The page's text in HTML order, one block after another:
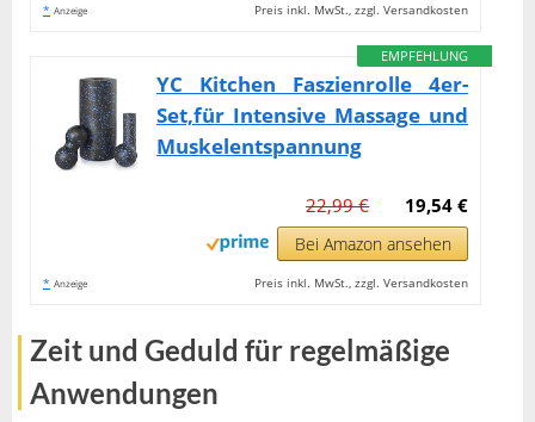
* Anzeige Preis inkl. MwSt., zzgl. Versandkosten
EMPFEHLUNG
YC Kitchen Faszienrolle 4er-
Set,für Intensive Massage und
Muskelentspannung
19,54 €
22,99 €
Bei Amazon ansehen
* Anzeige Preis inkl. MwSt., zzgl. Versandkosten
Zeit und Geduld für regelmäßige
Anwendungen